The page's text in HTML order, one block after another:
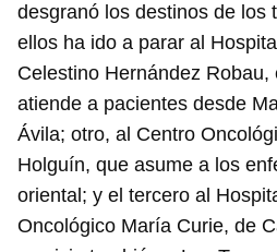
desgranó los destinos de los
ellos ha ido a parar al
Celestino Hernández
atiende a pacientes desde
Ávila; otro, al Centro
Holguín, que asume a los
oriental; y el tercero al
Oncológico María Curie, de